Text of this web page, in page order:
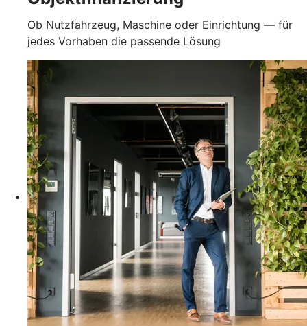
Ob Nutzfahrzeug, Maschine oder Einrichtung — für
jedes Vorhaben die passende Lösung